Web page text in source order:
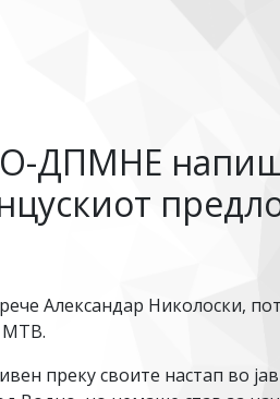
ДПМНЕ
Александар Николоски,
МТВ.
преку своите настап во